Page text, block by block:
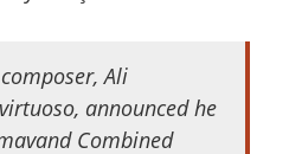
Ali
announced he
Combined